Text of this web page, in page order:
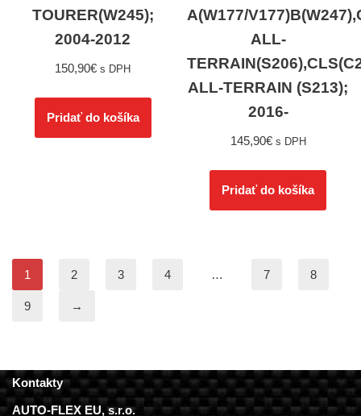
TOURER(W245);
2004-2012
150,90€ s DPH
Pridať do košíka
A(W177/
ALL-
ALL-TERRAIN (S213);
2016-
145,90€ s DPH
Pridať do košíka
1 2 3 4 … 7 8
9 →
Kontakty
AUTO-FLEX EU, s.r.o.